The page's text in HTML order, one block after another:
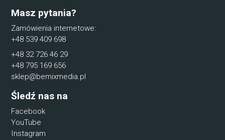
Masz pytania?
Zamówienia internetowe:
+48 539 409 698
+48 32 726 46 29
+48 795 169 656
sklep@bemixmedia.pl
Śledź nas na
Facebook
YouTube
Instagram